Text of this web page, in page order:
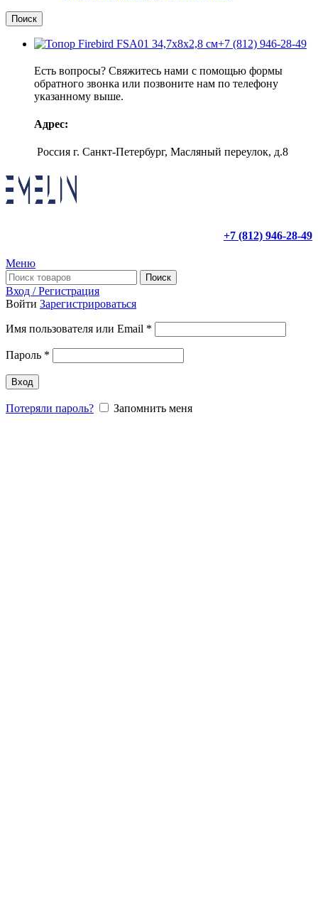
Поиск
+7 (812) 946-28-49
Есть вопросы? Свяжитесь нами с помощью формы
обратного звонка или позвоните нам по телефону
указанному выше.
Адрес:
Россия г. Санкт-Петербург, Масляный переулок, д.8
+7 (812) 946-28-49
Меню
Поиск
Вход / Регистрация
Войти Зарегистрироваться
Имя пользователя или Email *
Пароль *
Вход
Потеряли пароль? Запомнить меня